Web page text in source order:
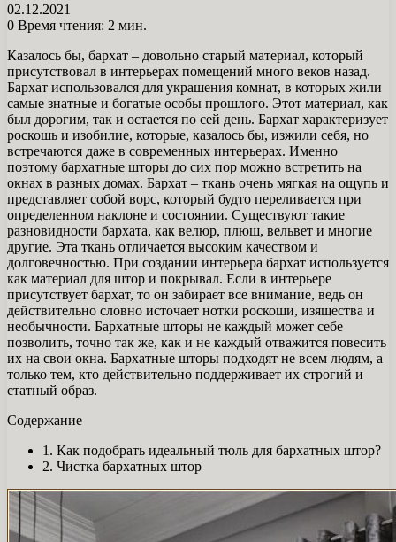
02.12.2021
0 Время чтения: 2 мин.
Казалось бы, бархат – довольно старый материал, который
присутствовал в интерьерах помещений много веков назад.
Бархат использовался для украшения комнат, в которых жили
самые знатные и богатые особы прошлого. Этот материал, как
был дорогим, так и остается по сей день. Бархат характеризует
роскошь и изобилие, которые, казалось бы, изжили себя, но
встречаются даже в современных интерьерах. Именно
поэтому бархатные шторы до сих пор можно встретить на
окнах в разных домах. Бархат – ткань очень мягкая на ощупь и
представляет собой ворс, который будто переливается при
определенном наклоне и состоянии. Существуют такие
разновидности бархата, как велюр, плюш, вельвет и многие
другие. Эта ткань отличается высоким качеством и
долговечностью. При создании интерьера бархат используется
как материал для штор и покрывал. Если в интерьере
присутствует бархат, то он забирает все внимание, ведь он
действительно словно источает нотки роскоши, изящества и
необычности. Бархатные шторы не каждый может себе
позволить, точно так же, как и не каждый отважится повесить
их на свои окна. Бархатные шторы подходят не всем людям, а
только тем, кто действительно поддерживает их строгий и
статный образ.
Содержание
1. Как подобрать идеальный тюль для бархатных штор?
2. Чистка бархатных штор